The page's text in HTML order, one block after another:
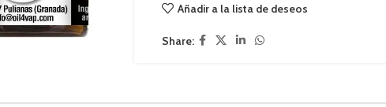
Añadir a la lista de deseos
Share: